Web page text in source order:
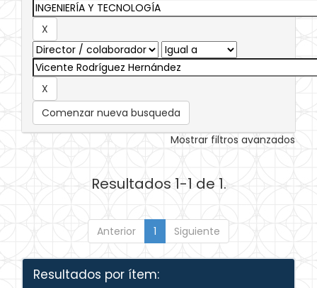
Comenzar nueva busqueda
Mostrar filtros avanzados
Resultados 1-1 de 1.
Anterior 1 Siguiente
Resultados por ítem: